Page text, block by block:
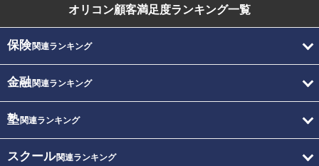
オリコン顧客満足度ランキング一覧
保険関連ランキング
金融関連ランキング
塾関連ランキング
スクール関連ランキング